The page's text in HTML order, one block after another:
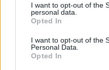
I want to opt-out of the
personal data.
Opted In
I want to opt-out of the
Personal Data.
Opted In